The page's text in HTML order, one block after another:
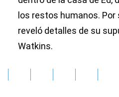
los restos humanos. Por
reveló detalles de su
Watkins.